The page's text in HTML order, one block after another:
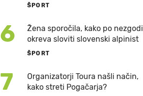
ŠPORT
6
Žena sporočila, kako po nezgodi
okreva sloviti slovenski alpinist
ŠPORT
7
Organizatorji Toura našli način,
kako streti Pogačarja?